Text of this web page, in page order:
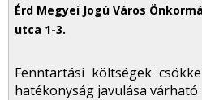
Fenntartási költségek
hatékonyság javulása várható